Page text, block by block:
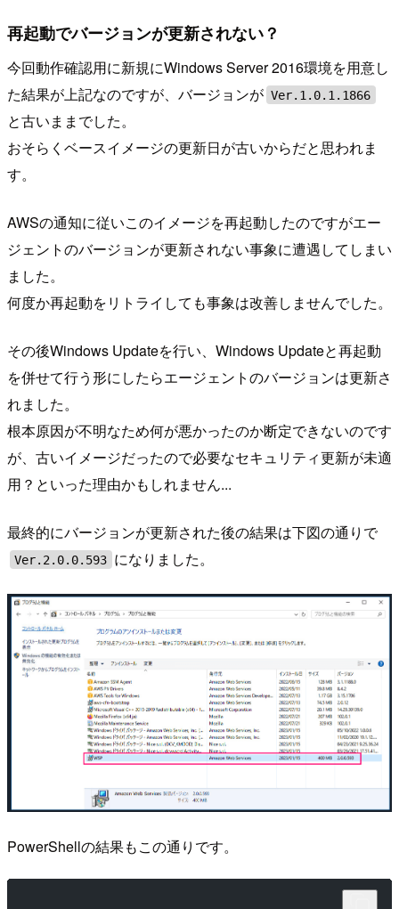
再起動でバージョンが更新されない？
今回動作確認用に新規にWindows Server 2016環境を用意し
た結果が上記なのですが、バージョンが Ver.1.0.1.1866
と古いままでした。
おそらくベースイメージの更新日が古いからだと思われま
す。
AWSの通知に従いこのイメージを再起動したのですがエー
ジェントのバージョンが更新されない事象に遭遇してしまい
ました。
何度か再起動をリトライしても事象は改善しませんでした。
その後Windows Updateを行い、Windows Updateと再起動
を併せて行う形にしたらエージェントのバージョンは更新さ
れました。
根本原因が不明なため何が悪かったのか断定できないのです
が、古いイメージだったので必要なセキュリティ更新が未適
用？といった理由かもしれません...
最終的にバージョンが更新された後の結果は下図の通りで
Ver.2.0.0.593 になりました。
PowerShellの結果もこの通りです。